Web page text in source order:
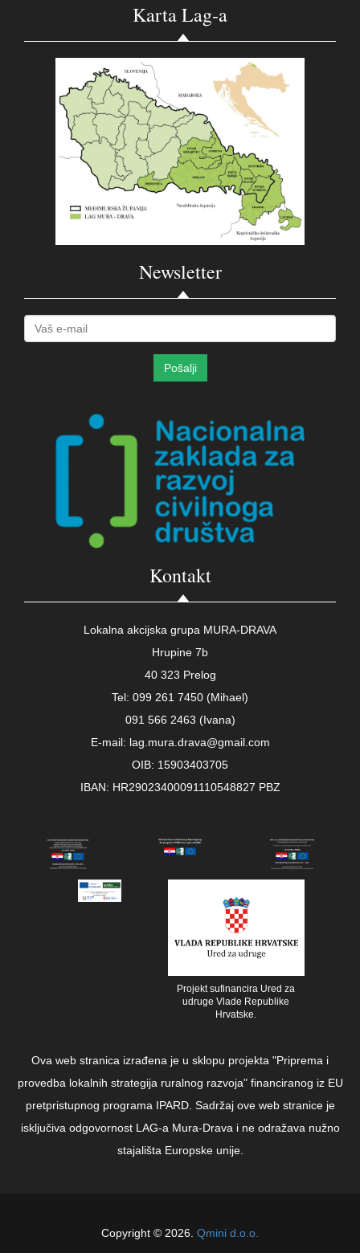
Karta Lag-a
Newsletter
Kontakt
Lokalna akcijska grupa MURA-DRAVA
Hrupine 7b
40 323 Prelog
Tel: 099 261 7450 (Mihael)
091 566 2463 (Ivana)
E-mail: lag.mura.drava@gmail.com
OIB: 15903403705
IBAN: HR29023400091110548827 PBZ
Projekt sufinancira Ured za
udruge Vlade Republike
Hrvatske.
Ova web stranica izrađena je u sklopu projekta "Priprema i
provedba lokalnih strategija ruralnog razvoja" financiranog iz EU
pretpristupnog programa IPARD. Sadržaj ove web stranice je
isključiva odgovornost LAG-a Mura-Drava i ne odražava nužno
stajališta Europske unije.
Copyright © 2026. Qmini d.o.o.